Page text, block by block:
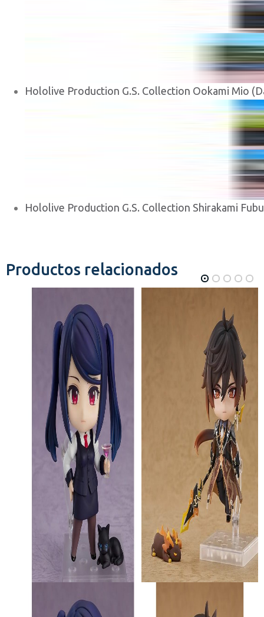
Hololive Production G.S. Collection Ookami Mio
Hololive Production G.S. Collection Shirakami
Productos relacionados